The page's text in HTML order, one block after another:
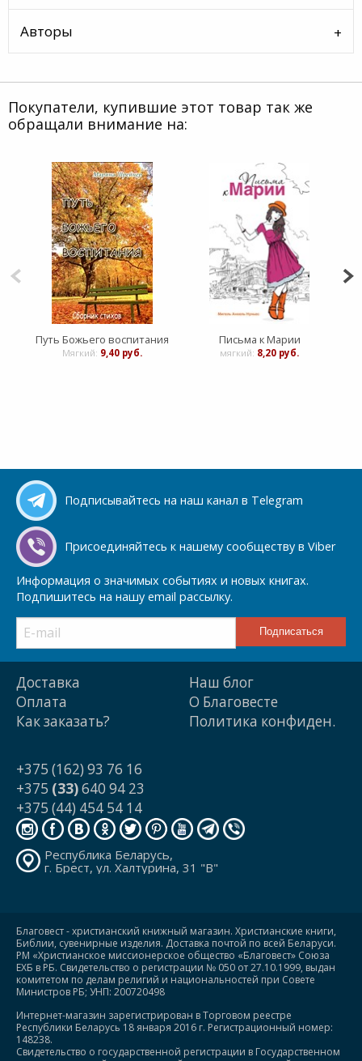
Авторы
Покупатели, купившие этот товар так же
обращали внимание на:
Путь Божьего воспитания
Мягкий: 9,40 руб.
Письма к Марии
мягкий: 8,20 руб.
Подписывайтесь на наш канал в Telegram
Присоединяйтесь к нашему сообществу в Viber
Информация о значимых событиях и новых книгах.
Подпишитесь на нашу email рассылку.
Доставка
Оплата
Как заказать?
Наш блог
О Благовесте
Политика конфиден.
+375 (162) 93 76 16
+375 (33)640 94 23
+375 (44) 454 54 14
Республика Беларусь,
г. Брест, ул. Халтурина, 31 "В"
Благовест - христианский книжный магазин. Христианские книги,
Библии, сувенирные изделия. Доставка почтой по всей Беларуси.
РМ «Христианское миссионерское общество «Благовест» Союза
ЕХБ в РБ. Свидетельство о регистрации № 050 от 27.10.1999, выдан
комитетом по делам религий и национальностей при Совете
Министров РБ; УНП: 200720498
Интернет-магазин зарегистрирован в Торговом реестре
Республики Беларусь 18 января 2016 г. Регистрационный номер:
148238.
Свидетельство о государственной регистрации в Государственном